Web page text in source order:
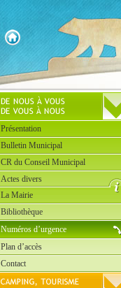
Présentation
Bulletin Municipal
CR du Conseil Municipal
Actes divers
La Mairie
Bibliothèque
Numéros d’urgence
Plan d’accès
Contact